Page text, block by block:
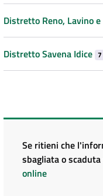
Distretto Reno, Lavino e
Distretto Savena Idice 7
Se ritieni che
sbagliata o scaduta
online